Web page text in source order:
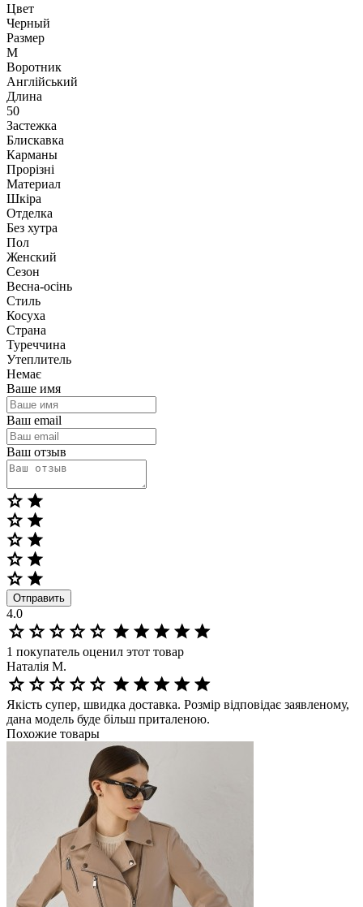
Цвет
Черный
Размер
M
Воротник
Англійський
Длина
50
Застежка
Блискавка
Карманы
Прорізні
Материал
Шкіра
Отделка
Без хутра
Пол
Женский
Сезон
Весна-осінь
Стиль
Косуха
Страна
Туреччина
Утеплитель
Немає
Ваше имя
Ваш email
Ваш отзыв
Отправить
4.0
1 покупатель оценил этот товар
Наталія М.
Якість супер, швидка доставка. Розмір відповідає заявленому,
дана модель буде більш приталеною.
Похожие товары